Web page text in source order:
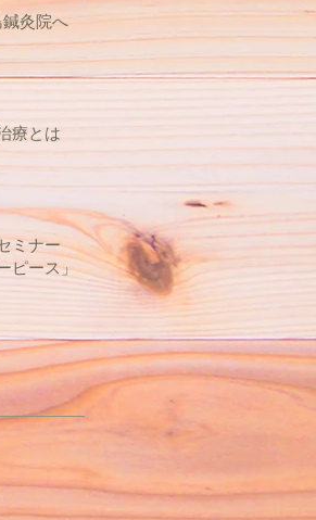
灸院へ
療とは
ミナー
ピース」
記事
記事